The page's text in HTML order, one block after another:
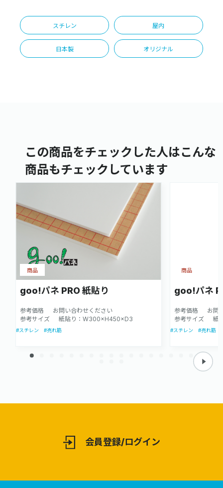
スチレン 屋内
日本製 オリジナル
この商品をチェックした人はこんな
商品もチェックしています
goo!パネ PRO 紙貼り
参考価格
お問い合わせください
参考サイズ
紙貼り：W300×H450×D3
商品
#スチレン #売れ筋
goo!パネ
参考価格
お問
参考サイズ
紙
商品
#スチレン #売れ筋
会員登録/ログイン